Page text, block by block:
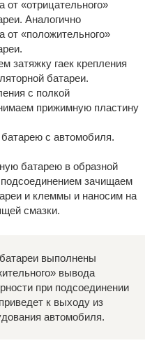
«отрицательного»
Аналогично
от «положительного»
затяжку гаек крепления
батареи.
с полкой
прижимную пластину
с автомобиля.
батарею в образной
зачищаем
и клеммы и наносим на
смазки.
выполнены
вывода
при подсоединении
к выходу из
автомобиля.